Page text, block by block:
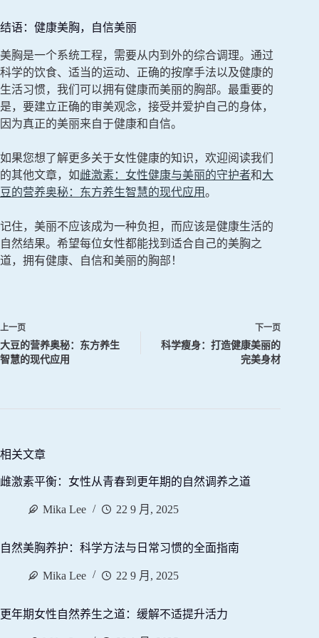
结语：健康美胸，自信美丽
美胸是一个系统工程，需要从内到外的综合调理。通过
科学的饮食、适当的运动、正确的按摩手法以及健康的
生活习惯，我们可以拥有健康而美丽的胸部。最重要的
是，要建立正确的审美观念，接受并爱护自己的身体，
因为真正的美丽来自于健康和自信。
如果您想了解更多关于女性健康的知识，欢迎阅读我们
的其他文章，如雌激素：女性健康与美丽的守护者和大
豆的营养奥秘：东方养生智慧的现代应用。
记住，美丽不应该成为一种负担，而应该是健康生活的
自然结果。希望每位女性都能找到适合自己的美胸之
道，拥有健康、自信和美丽的胸部！
上一页
大豆的营养奥秘：东方养生
智慧的现代应用
下一页
科学瘦身：打造健康美丽的
完美身材
相关文章
雌激素平衡：女性从青春到更年期的自然调养之道
Mika Lee 22 9 月, 2025
自然美胸养护：科学方法与日常习惯的全面指南
Mika Lee 22 9 月, 2025
更年期女性自然养生之道：缓解不适提升活力